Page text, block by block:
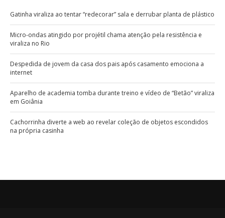
Gatinha viraliza ao tentar “redecorar” sala e derrubar planta de plástico
Micro-ondas atingido por projétil chama atenção pela resistência e
viraliza no Rio
Despedida de jovem da casa dos pais após casamento emociona a
internet
Aparelho de academia tomba durante treino e vídeo de “Betão” viraliza
em Goiânia
Cachorrinha diverte a web ao revelar coleção de objetos escondidos
na própria casinha